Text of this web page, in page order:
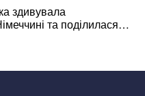
здивувала
та поділилася